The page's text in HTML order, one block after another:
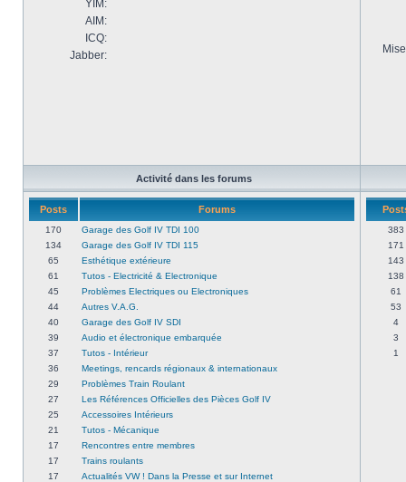
YIM:
AIM:
ICQ:
Jabber:
Activité dans les forums
Posts Forums
170
Garage des Golf IV TDI 100
134
Garage des Golf IV TDI 115
65
Esthétique extérieure
61
Tutos - Electricité & Electronique
45
Problèmes Electriques ou Electroniques
44
Autres V.A.G.
40
Garage des Golf IV SDI
39
Audio et électronique embarquée
37
Tutos - Intérieur
36
Meetings, rencards régionaux & internationaux
29
Problèmes Train Roulant
27
Les Références Officielles des Pièces Golf IV
25
Accessoires Intérieurs
21
Tutos - Mécanique
17
Rencontres entre membres
17
Trains roulants
17
Actualités VW ! Dans la Presse et sur Internet
383
171
143
138
61
53
4
3
1